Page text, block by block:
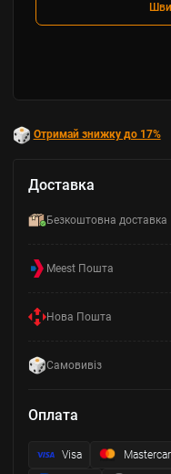
Отримай знижку до 17%
Доставка
Безкоштовна доставка
Meest Пошта
Нова Пошта
Самовивіз
Оплата
Visa